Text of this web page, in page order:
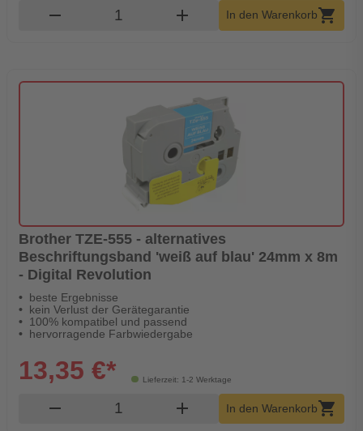
remove Produkt Warenkorb Menge
add In den Warenkorbshopping_cart
Brother TZE-555 - alternatives
Beschriftungsband 'weiß auf blau' 24mm x 8m
- Digital Revolution
beste Ergebnisse
kein Verlust der Gerätegarantie
100% kompatibel und passend
hervorragende Farbwiedergabe
Lieferzeit: 1-2 Werktage
13,35 €*
remove Produkt Warenkorb Menge
add In den Warenkorbshopping_cart